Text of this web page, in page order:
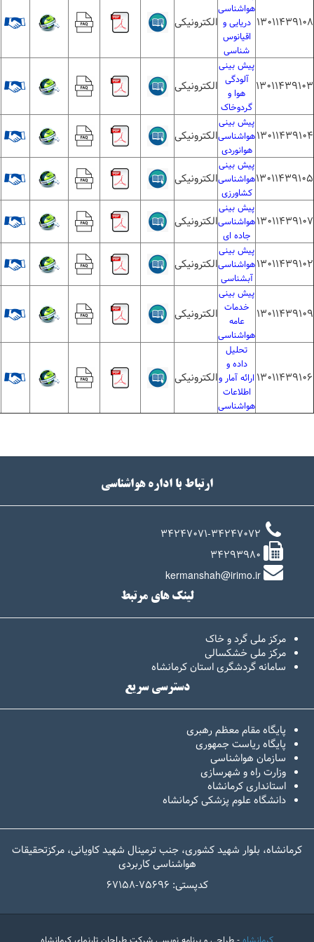
13011439108
هواشناسی
دریایی و
اقیانوس
شناسی
الکترونیکی
13011439103
پیش بینی
آلودگی
هوا و
گردوخاک
الکترونیکی
13011439104
پیش بینی
هواشناسی
هوانوردی
الکترونیکی
13011439105
پیش بینی
هواشناسی
کشاورزی
الکترونیکی
13011439107
پیش بینی
هواشناسی
جاده ای
الکترونیکی
13011439102
پیش بینی
هواشناسی
آبشناسی
الکترونیکی
13011439109
پیش بینی
خدمات
عامه
هواشناسی
الکترونیکی
13011439106
تحلیل
داده و
ارائه آمار و
اطلاعات
هواشناسی
الکترونیکی
ارتباط با اداره هواشناسی
34247071-34247072
34293980
kermanshah@irimo.ir
لینک های مرتبط
مرکز ملی گرد و خاک
مرکز ملی خشکسالی
سامانه گردشگری استان کرمانشاه
دسترسی سریع
پایگاه مقام معظم رهبری
پایگاه ریاست جمهوری
سازمان هواشناسی
وزارت راه و شهرسازی
استانداری کرمانشاه
دانشگاه علوم پزشکی کرمانشاه
کرمانشاه، بلوار شهید کشوری، جنب ترمینال شهید کاویانی، مرکزتحقیقات
هواشناسی کاربردی
67158-کدپستی: 75696